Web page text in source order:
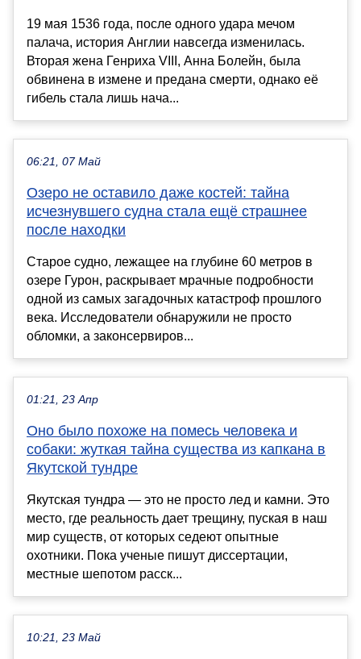
19 мая 1536 года, после одного удара мечом
палача, история Англии навсегда изменилась.
Вторая жена Генриха VIII, Анна Болейн, была
обвинена в измене и предана смерти, однако её
гибель стала лишь нача...
06:21, 07 Май
Озеро не оставило даже костей: тайна
исчезнувшего судна стала ещё страшнее
после находки
Старое судно, лежащее на глубине 60 метров в
озере Гурон, раскрывает мрачные подробности
одной из самых загадочных катастроф прошлого
века. Исследователи обнаружили не просто
обломки, а законсервиров...
01:21, 23 Апр
Оно было похоже на помесь человека и
собаки: жуткая тайна существа из капкана в
Якутской тундре
Якутская тундра — это не просто лед и камни. Это
место, где реальность дает трещину, пуская в наш
мир существ, от которых седеют опытные
охотники. Пока ученые пишут диссертации,
местные шепотом расск...
10:21, 23 Май